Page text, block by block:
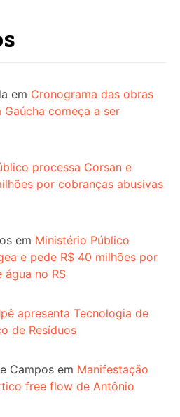
em Cronograma das obras
começa a ser
processa Corsan e
por cobranças abusivas
em Ministério Público
e pede R$ 40 milhões por
água no RS
apresenta Tecnologia de
de Resíduos
Campos em Manifestação
free flow de Antônio